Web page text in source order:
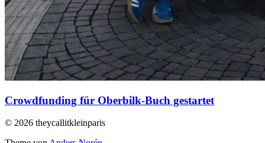
Crowdfunding für Oberbilk-Buch gestartet
© 2026 theycallitkleinparis